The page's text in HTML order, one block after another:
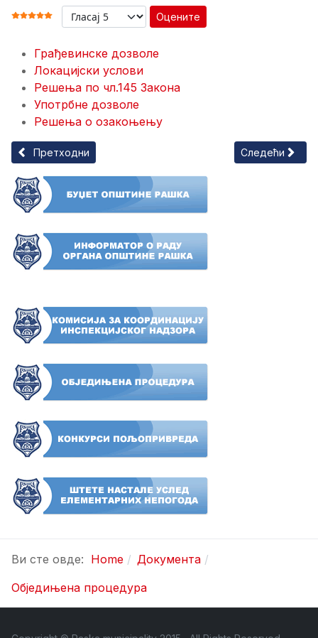
ОЦЕНА КОРИСНИКА: 5
Оцените
Грађевинске дозволе
Локацијски услови
Решења по чл.145 Закона
Употрбне дозволе
Решења о озакоњењу
Претходни чланак: Службени гласници СО Рашка
Претходни Следећи
Следећи
Ви сте овде: Home
Документа
Обједињена процедура